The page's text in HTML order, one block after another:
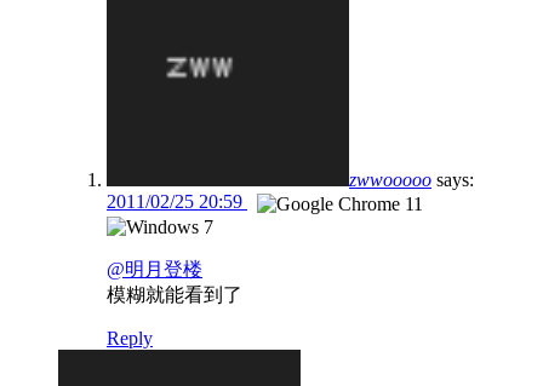
zwwooooo says:
2011/02/25 20:59
@明月登楼
模糊就能看到了
Reply